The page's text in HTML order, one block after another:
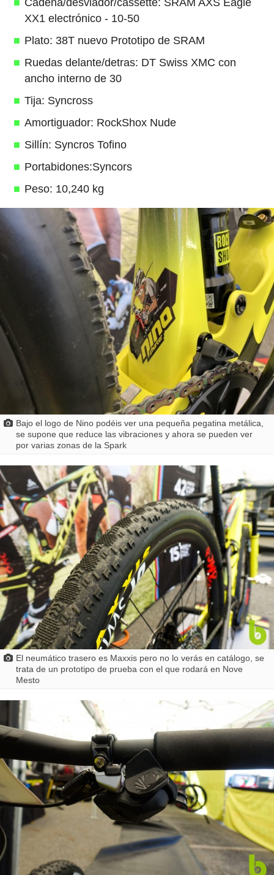
XX1 electrónico - 10-50
Plato: 38T nuevo Prototipo de SRAM
Ruedas delante/detras: DT Swiss XMC con
ancho interno de 30
Tija: Syncross
Amortiguador: RockShox Nude
Sillín: Syncros Tofino
Portabidones:Syncors
Peso: 10,240 kg
Bajo el logo de Nino podéis ver una pequeña pegatina metálica,
se supone que reduce las vibraciones y ahora se pueden ver
por varias zonas de la Spark
El neumático trasero es Maxxis pero no lo verás en catálogo, se
trata de un prototipo de prueba con el que rodará en Nove
Mesto